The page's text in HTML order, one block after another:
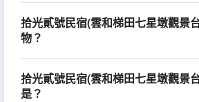
拾光貳號民宿(雲和梯田七星墩觀景
物？
拾光貳號民宿(雲和梯田七星墩觀景
是？